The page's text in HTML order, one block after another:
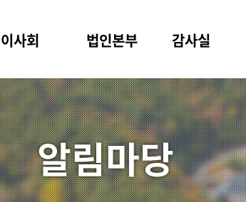
이사회 법인본부 감사실